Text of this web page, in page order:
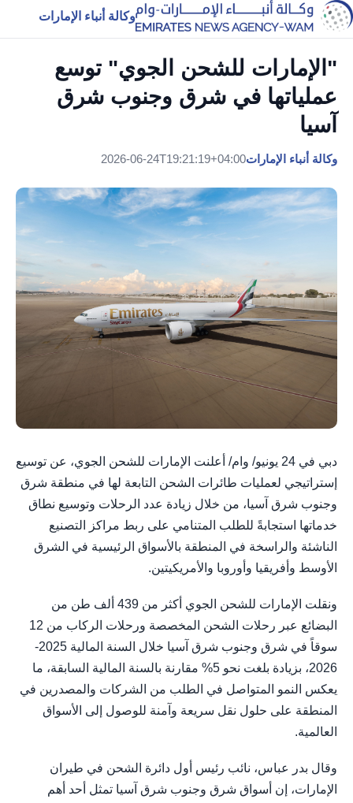
وكالة أنباء الإمارات
"الإمارات للشحن الجوي" توسع
عملياتها في شرق وجنوب شرق
آسيا
وكالة أنباء الإمارات2026-06-24T19:21:19+04:00
دبي في 24 يونيو/ وام/ أعلنت الإمارات للشحن الجوي، عن توسيع
إستراتيجي لعمليات طائرات الشحن التابعة لها في منطقة شرق
وجنوب شرق آسيا، من خلال زيادة عدد الرحلات وتوسيع نطاق
خدماتها استجابةً للطلب المتنامي على ربط مراكز التصنيع
الناشئة والراسخة في المنطقة بالأسواق الرئيسية في الشرق
الأوسط وأفريقيا وأوروبا والأمريكيتين.
ونقلت الإمارات للشحن الجوي أكثر من 439 ألف طن من
البضائع عبر رحلات الشحن المخصصة ورحلات الركاب من 12
سوقاً في شرق وجنوب شرق آسيا خلال السنة المالية 2025-
2026، بزيادة بلغت نحو 5% مقارنة بالسنة المالية السابقة، ما
يعكس النمو المتواصل في الطلب من الشركات والمصدرين في
المنطقة على حلول نقل سريعة وآمنة للوصول إلى الأسواق
العالمية.
وقال بدر عباس، نائب رئيس أول دائرة الشحن في طيران
الإمارات، إن أسواق شرق وجنوب شرق آسيا تمثل أحد أهم